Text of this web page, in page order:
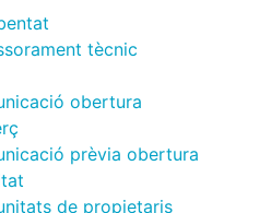
tècnic
obertura
prèvia obertura
de propietaris